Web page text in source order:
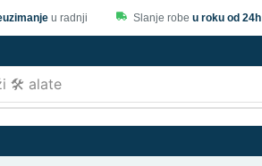
u radnji Slanje robe u roku od 24h
🛠️ alate